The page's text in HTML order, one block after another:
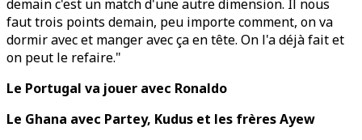
demain c'est un match d'une autre dimension. Il nous
faut trois points demain, peu importe comment, on va
dormir avec et manger avec ça en tête. On l'a déjà fait et
on peut le refaire."
Le Portugal va jouer avec Ronaldo
Le Ghana avec Partey, Kudus et les frères Ayew